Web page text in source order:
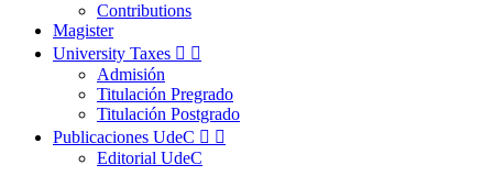
Contributions
Magister
University Taxes  
Admisión
Titulación Pregrado
Titulación Postgrado
Publicaciones UdeC  
Editorial UdeC